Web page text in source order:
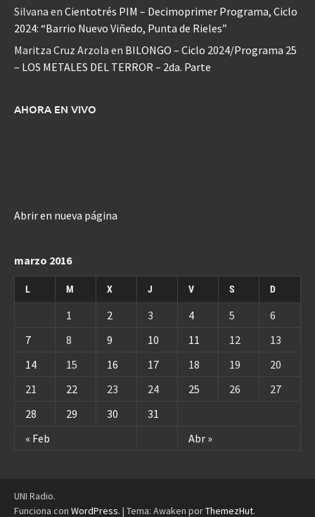
Silvana en Cientotrés PIM – Decimoprimer Programa, Ciclo
2024: “Barrio Nuevo Viñedo, Punta de Rieles”
Maritza Cruz Arzola en BILONGO – Ciclo 2024/Programa 25
– LOS METALES DEL TERROR – 2da. Parte
AHORA EN VIVO
Abrir en nueva página
marzo 2016
L M X J V S D
« Feb Abr »
1 2 3 4 5
6
7
8 9 10 11 12
13
14
15 16 17 18 19
20
21
22 23 24 25 26
27
28
29 30 31
UNI Radio.
Funciona con WordPress. | Tema: Awaken porThemezHut.